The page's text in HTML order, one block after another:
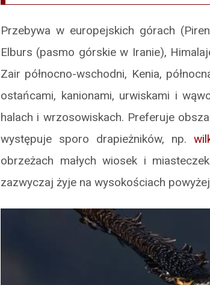
Przebywa w europejskich górach
Elburs (pasmo górskie w Iranie),
Zair północno-wschodni, Kenia,
ostańcami, kanionami, urwiskami i
halach i wrzosowiskach. Preferuje
występuje sporo drapieżników, np.
obrzeżach małych wiosek i
zazwyczaj żyje na wysokościach